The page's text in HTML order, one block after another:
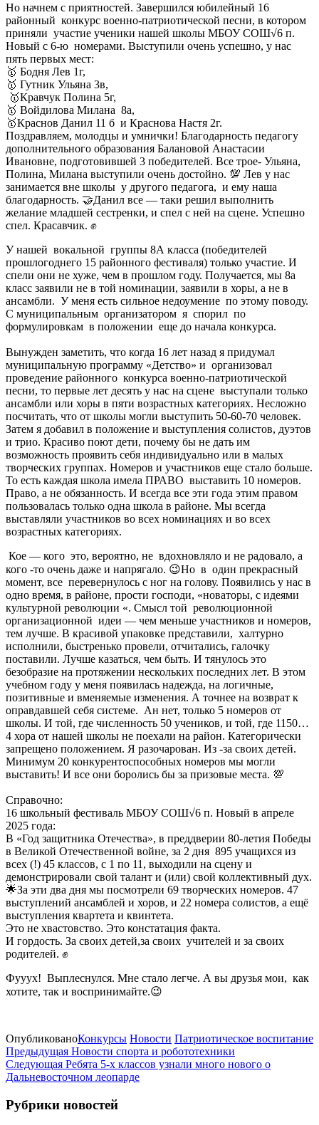
Но начнем с приятностей. Завершился юбилейный 16
районный конкурс военно-патриотической песни, в котором
приняли участие ученики нашей школы МБОУ СОШ√6 п.
Новый с 6-ю номерами. Выступили очень успешно, у нас
пять первых мест:
🥇 Бодня Лев 1г,
🥇 Гутник Ульяна 3в,
🥇Кравчук Полина 5г,
🥇 Войдилова Милана 8а,
🥇Краснов Данил 11 б и Краснова Настя 2г.
Поздравляем, молодцы и умнички! Благодарность педагогу
дополнительного образования Балановой Анастасии
Ивановне, подготовившей 3 победителей. Все трое- Ульяна,
Полина, Милана выступили очень достойно. 💯 Лев у нас
занимается вне школы у другого педагога, и ему наша
благодарность. 🤝Данил все — таки решил выполнить
желание младшей сестренки, и спел с ней на сцене. Успешно
спел. Красавчик. ✊
У нашей вокальной группы 8А класса (победителей
прошлогоднего 15 районного фестиваля) только участие. И
спели они не хуже, чем в прошлом году. Получается, мы 8а
класс заявили не в той номинации, заявили в хоры, а не в
ансамбли. У меня есть сильное недоумение по этому поводу.
С муниципальным организатором я спорил по
формулировкам в положении еще до начала конкурса.
Вынужден заметить, что когда 16 лет назад я придумал
муниципальную программу «Детство» и организовал
проведение районного конкурса военно-патриотической
песни, то первые лет десять у нас на сцене выступали только
ансамбли или хоры в пяти возрастных категориях. Несложно
посчитать, что от школы могли выступить 50-60-70 человек.
Затем я добавил в положение и выступления солистов, дуэтов
и трио. Красиво поют дети, почему бы не дать им
возможность проявить себя индивидуально или в малых
творческих группах. Номеров и участников еще стало больше.
То есть каждая школа имела ПРАВО выставить 10 номеров.
Право, а не обязанность. И всегда все эти года этим правом
пользовалась только одна школа в районе. Мы всегда
выставляли участников во всех номинациях и во всех
возрастных категориях.
Кое — кого это, вероятно, не вдохновляло и не радовало, а
кого -то очень даже и напрягало. 😉Но в один прекрасный
момент, все перевернулось с ног на голову. Появились у нас в
одно время, в районе, прости господи, «новаторы, с идеями
культурной революции «. Смысл той революционной
организационной идеи — чем меньше участников и номеров,
тем лучше. В красивой упаковке представили, халтурно
исполнили, быстренько провели, отчитались, галочку
поставили. Лучше казаться, чем быть. И тянулось это
безобразие на протяжении нескольких последних лет. В этом
учебном году у меня появилась надежда, на логичные,
позитивные и вменяемые изменения. А точнее на возврат к
оправдавшей себя системе. Ан нет, только 5 номеров от
школы. И той, где численность 50 учеников, и той, где 1150…
4 хора от нашей школы не поехали на район. Категорически
запрещено положением. Я разочарован. Из -за своих детей.
Минимум 20 конкурентоспособных номеров мы могли
выставить! И все они боролись бы за призовые места. 💯
Справочно:
16 школьный фестиваль МБОУ СОШ√6 п. Новый в апреле
2025 года:
В «Год защитника Отечества», в преддверии 80-летия Победы
в Великой Отечественной войне, за 2 дня 895 учащихся из
всех (!) 45 классов, с 1 по 11, выходили на сцену и
демонстрировали свой талант и (или) свой коллективный дух.
🌟За эти два дня мы посмотрели 69 творческих номеров. 47
выступлений ансамблей и хоров, и 22 номера солистов, а ещё
выступления квартета и квинтета.
Это не хвастовство. Это констатация факта.
И гордость. За своих детей,за своих учителей и за своих
родителей. ✊
Фууух! Выплеснулся. Мне стало легче. А вы друзья мои, как
хотите, так и воспринимайте.😉
ОпубликованоКонкурсы Новости Патриотическое воспитание
Навигация
по
Предыдущая
запись
Предыдущая Новости спорта и робототехники
Следующая
запись
Следующая Ребята 5-х классов узнали много нового о
Дальневосточном леопарде
Рубрики новостей